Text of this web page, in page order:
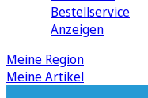
Bestellservice
Anzeigen
Meine Region
Meine Artikel